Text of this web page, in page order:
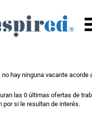
no hay ninguna vacante acorde
las 0 últimas ofertas de
por si le resultan de interés.